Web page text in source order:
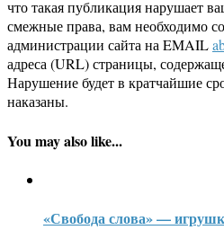
что такая публикация нарушает
смежные права, вам необходимо
администрации сайта на EMAIL
адреса (URL) страницы,
Нарушение будет в кратчайшие
наказаны.
You may also like...
«Свобода слова» —